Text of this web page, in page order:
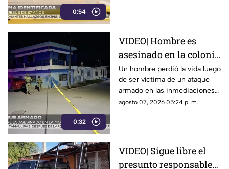
0:54
0:32
VIDEO| Hombre es
asesinado en la colonia
Morelos en Mazatlán
Un hombre perdió la vida luego
de ser víctima de un ataque
armado en las inmediaciones
de la colonia Morelos, al
agosto 07, 2026 05:24 p. m.
VIDEO| Sigue libre el
presunto responsable